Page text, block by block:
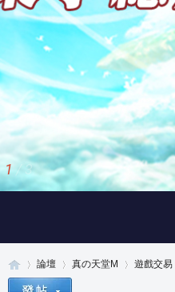
1 / 3
論壇 真の天堂M 遊戲交易